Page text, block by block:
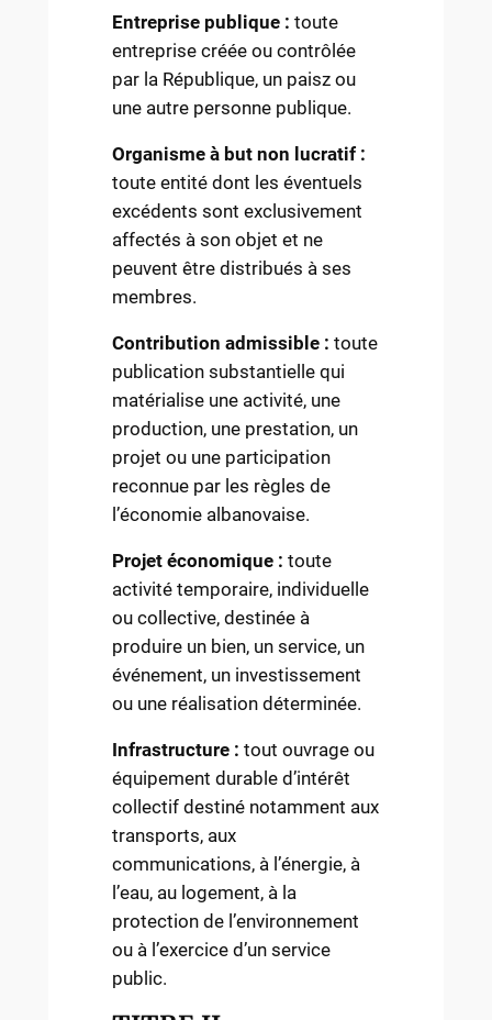
Entreprise publique : toute
entreprise créée ou contrôlée
par la République, un paisz ou
une autre personne publique.
Organisme à but non lucratif :
toute entité dont les éventuels
excédents sont exclusivement
affectés à son objet et ne
peuvent être distribués à ses
membres.
Contribution admissible : toute
publication substantielle qui
matérialise une activité, une
production, une prestation, un
projet ou une participation
reconnue par les règles de
l’économie albanovaise.
Projet économique : toute
activité temporaire, individuelle
ou collective, destinée à
produire un bien, un service, un
événement, un investissement
ou une réalisation déterminée.
Infrastructure : tout ouvrage ou
équipement durable d’intérêt
collectif destiné notamment aux
transports, aux
communications, à l’énergie, à
l’eau, au logement, à la
protection de l’environnement
ou à l’exercice d’un service
public.